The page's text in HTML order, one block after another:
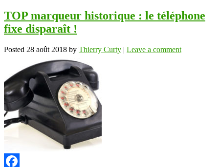
TOP marqueur historique : le téléphone
fixe disparaît !
Posted 28 août 2018 by Thierry Curty | Leave a comment